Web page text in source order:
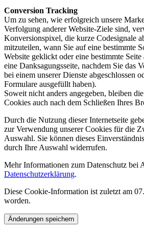
Conversion Tracking
Um zu sehen, wie erfolgreich unsere
Verfolgung anderer Website-Ziele sind,
Konversionspixel, die kurze Codesignale
mitzuteilen, wann Sie auf eine bestimmte
Website geklickt oder eine bestimmte
eine Danksagungsseite, nachdem Sie das
bei einem unserer Dienste abgeschlossen
Formulare ausgefüllt haben).
Soweit nicht anders angegeben, bleiben
Cookies auch nach dem Schließen Ihres
Durch die Nutzung dieser Internetseite
zur Verwendung unserer Cookies für die
Auswahl. Sie können dieses
durch Ihre Auswahl widerrufen.
Mehr Informationen zum Datenschutz bei
Datenschutzerklärung.
Diese Cookie-Information ist zuletzt am
worden.
Änderungen speichern